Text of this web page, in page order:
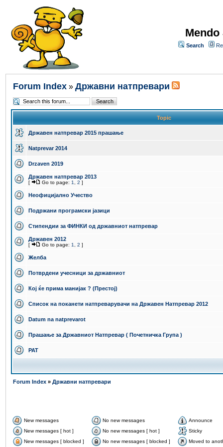
Search
Forum Index » Државни натпревари
Topic
Државен натпревар 2015 прашање
Natprevar 2014
Drzaven 2019
Државен натпревар 2013
[ Go to page: 1 2 ]
Неофицијално Учество
Подржани програмски јазици
Стипендии за ФИНКИ од државниот натпревар
Државен 2012
[ Go to page: 1 2 ]
Желба
Потврдени учесници за државниот
Кој ќе прима манијак ? (Престој)
Список на поканети натпреварувачи на Државен Натпревар 2012
Datum na natprevarot
Прашање за Државниот Натпревар ( Почетничка Група )
PAT
Forum Index » Државни натпревари
New messages No new messages
Announce
New messages [ hot ]
No new messages [ hot ]
Sticky
New messages [ blocked ]
No new messages [ blocked ] Moved to